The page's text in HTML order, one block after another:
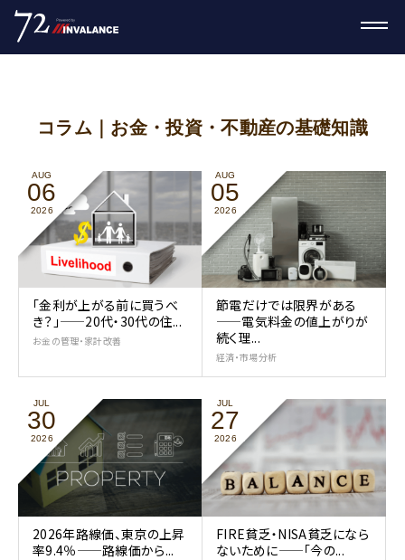
コラム｜お金・投資・不動産の基礎知識
AUG
06
2026
「金利が上がる前に買うべ
き？」——20代・30代の住...
お金の管理・家計改善
AUG
05
2026
節電だけでは限界がある
——電気料金の値上がりが
続く理...
経済・市場分析
JUL
30
2026
2026年路線価、東京の上昇
率9.4％——路線価から...
JUL
27
2026
FIRE貧乏・NISA貧乏になら
ないために——「今の...